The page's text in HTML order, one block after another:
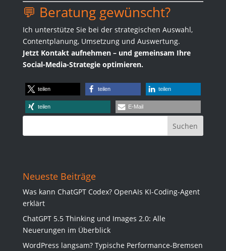
💬 Beratung gewünscht?
Ich unterstütze Sie bei der strategischen Auswahl,
Contentplanung, Umsetzung und Auswertung.
Jetzt Kontakt aufnehmen – und gemeinsam Ihre
Social-Media-Strategie optimieren.
teilen teilen teilen
teilen E-Mail
Neueste Beiträge
Was kann ChatGPT Codex? OpenAIs KI-Coding-Agent
erklärt
ChatGPT 5.5 Thinking und Images 2.0: Alle
Neuerungen im Überblick
WordPress langsam? Typische Performance-Bremsen